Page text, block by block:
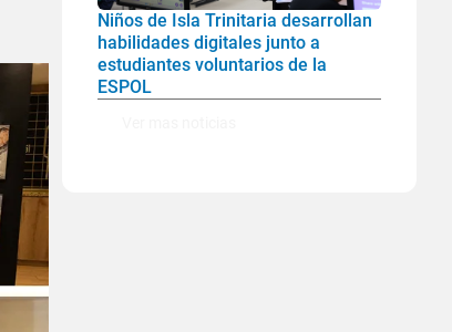
Niños de Isla Trinitaria desarrollan
habilidades digitales junto a
estudiantes voluntarios de la
ESPOL